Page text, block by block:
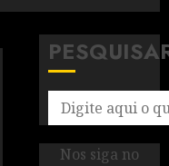
Nos siga no